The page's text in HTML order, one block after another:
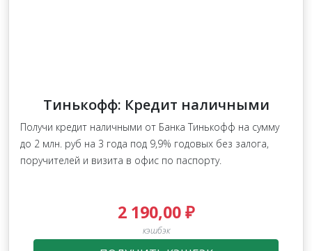
Тинькофф: Кредит наличными
Получи кредит наличными от Банка Тинькофф на сумму
до 2 млн. руб на 3 года под 9,9% годовых без залога,
поручителей и визита в офис по паспорту.
2 190,00 ₽
кэшбэк